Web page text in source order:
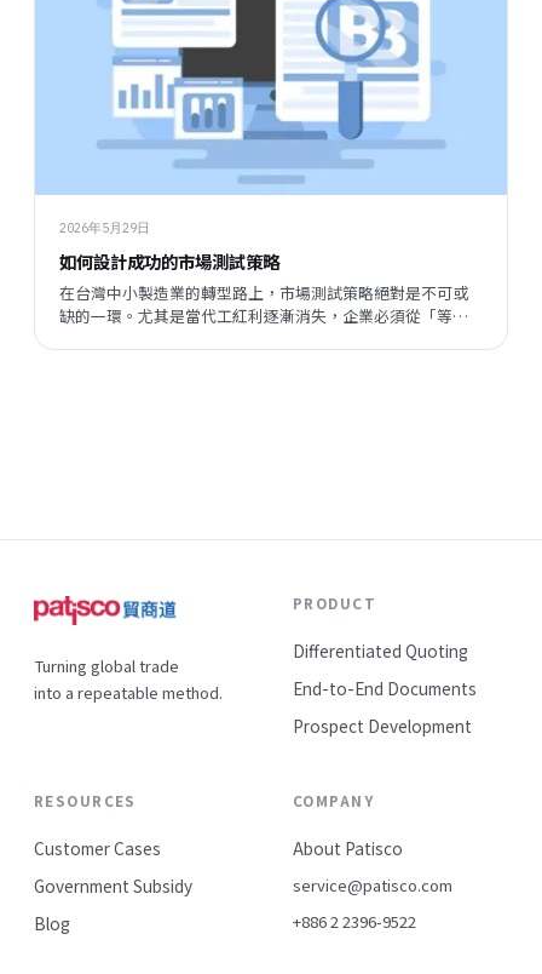
2026年5月29日
如何設計成功的市場測試策略
在台灣中小製造業的轉型路上，市場測試策略絕對是不可或
缺的一環。尤其是當代工紅利逐漸消失，企業必須從「等訂
動等待訂單 尤其對於年營收3,000萬到3億台幣、員工10到100
成「用數據」，讓企業能力不再依賴個人，而是成為系統化
的資產。 如何開始設計市場測試策略？ 設計市場測試策略，
受度？還是價格彈性？或者是通路的有效性？目標明確，才
能有針對性地設計測試方案。 接著，建議採用以下步驟： 定
義測試範圍與目標客群 ...
Turning global trade
into a repeatable method.
PRODUCT
Differentiated Quoting
End-to-End Documents
Prospect Development
RESOURCES
Customer Cases
Government Subsidy
Blog
COMPANY
About Patisco
service@patisco.com
+886 2 2396-9522